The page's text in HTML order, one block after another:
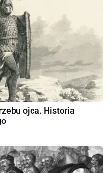
ojca. Historia